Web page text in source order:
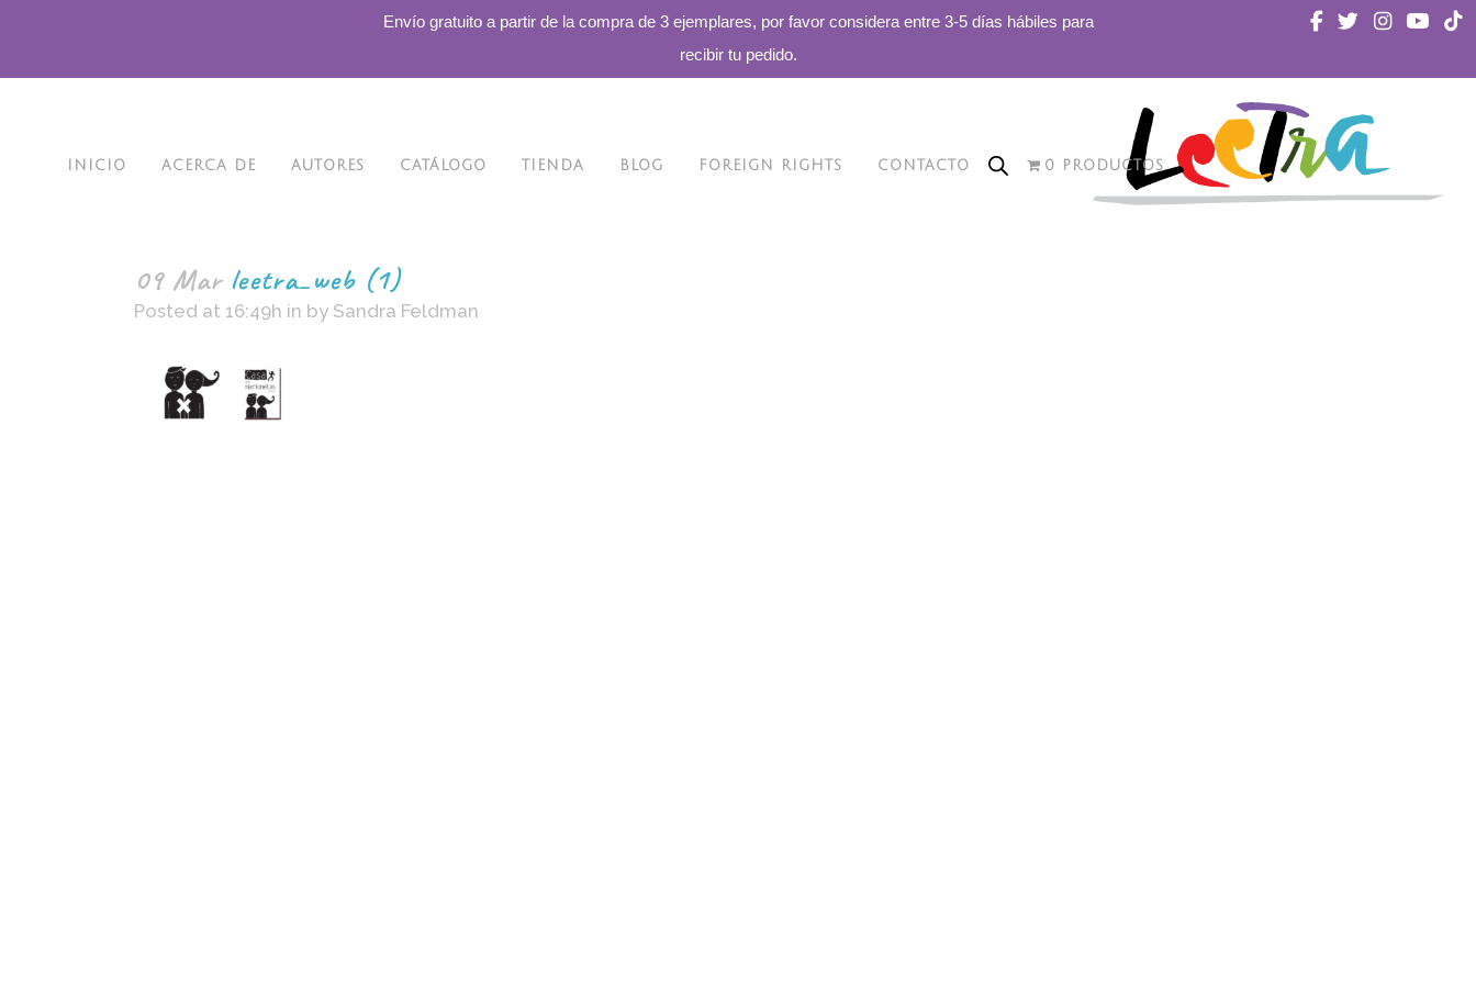
Envío gratuito a partir de la compra de 3 ejemplares, por favor considera entre 3-5 días hábiles para
recibir tu pedido.
INICIO ACERCA DE AUTORES CATÁLOGO TIENDA BLOG FOREIGN RIGHTS CONTACTO 0 PRODUCTOS
09 Marleetra_web (1)
Posted at 16:49h in by Sandra Feldman